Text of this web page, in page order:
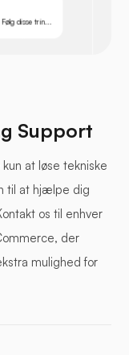
disse trin...
Support
at løse tekniske
til at hjælpe dig
os til enhver
der
mulighed for